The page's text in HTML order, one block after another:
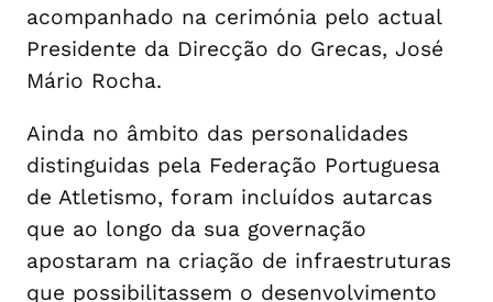
acompanhado na cerimónia pelo actual
Presidente da Direcção do Grecas, José
Mário Rocha.
Ainda no âmbito das personalidades
distinguidas pela Federação Portuguesa
de Atletismo, foram incluídos autarcas
que ao longo da sua governação
apostaram na criação de infraestruturas
que possibilitassem o desenvolvimento